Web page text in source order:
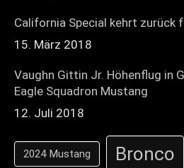
California Special kehrt zurück
15. März 2018
Vaughn Gittin Jr. Höhenflug in
Eagle Squadron Mustang
12. Juli 2018
2024 Mustang Bronco